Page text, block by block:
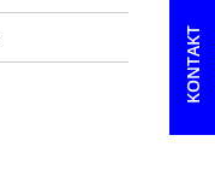
KONTAKT